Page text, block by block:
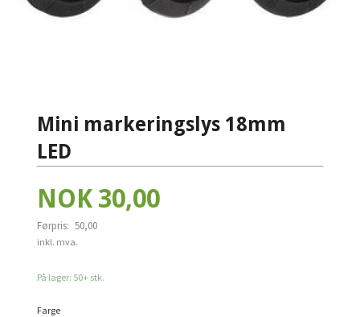
Mini markeringslys 18mm
LED
Tilbud
NOK 30,00
Førpris: 50,00
Rabatt
inkl. mva.
På lager: 50+ stk.
Farge